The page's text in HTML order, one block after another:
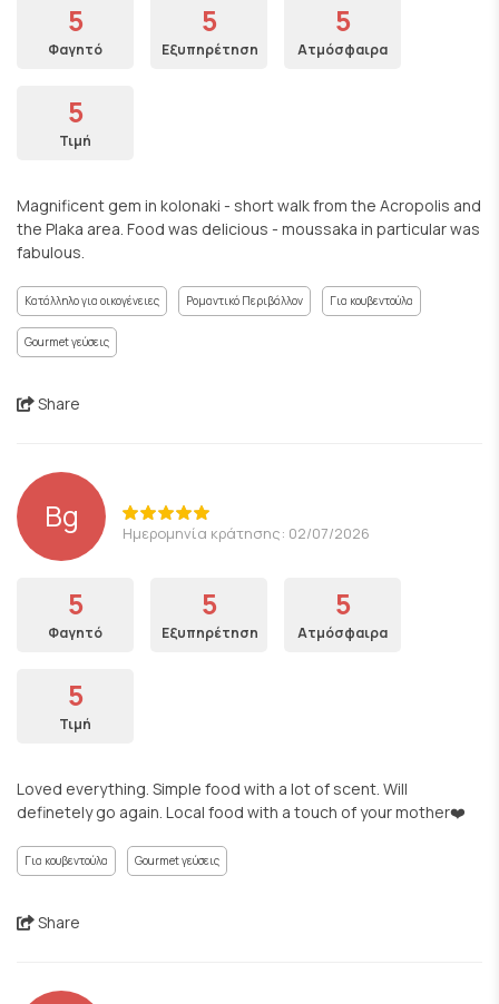
5
Φαγητό
5
Εξυπηρέτηση
5
Ατμόσφαιρα
5
Τιμή
Magnificent gem in kolonaki - short walk from the Acropolis and
the Plaka area. Food was delicious - moussaka in particular was
fabulous.
Κατάλληλο για οικογένειες Ρομαντικό Περιβάλλον Για κουβεντούλα
Gourmet γεύσεις
Share
Bg Ημερομηνία κράτησης: 02/07/2026
5
Φαγητό
5
Εξυπηρέτηση
5
Ατμόσφαιρα
5
Τιμή
Loved everything. Simple food with a lot of scent. Will
definetely go again. Local food with a touch of your mother❤️
Για κουβεντούλα Gourmet γεύσεις
Share